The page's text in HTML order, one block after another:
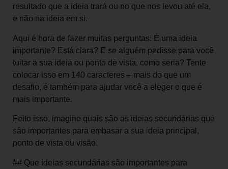
resultado que a ideia trará ou no que nos levou até ela,
e não na ideia em si.
Aqui é hora de fazer muitas perguntas: É uma ideia
importante? Está clara? E se alguém pedisse para você
tuitar a sua ideia ou ponto de vista, como seria? Tente
colocar isso em 140 caracteres – mais do que um
desafio, é também para ajudar você a eleger o que é
mais importante.
Feito isso, imagine quais são as ideias secundárias que
são importantes para embasar a sua ideia principal,
ponto de vista ou visão.
## Que ideias secundárias são importantes para